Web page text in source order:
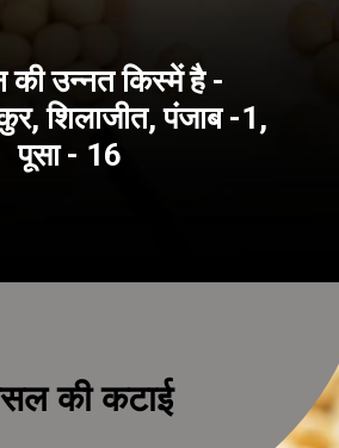
की उन्नत किस्में है -
शिलाजीत, पंजाब -1,
पूसा - 16
की कटाई